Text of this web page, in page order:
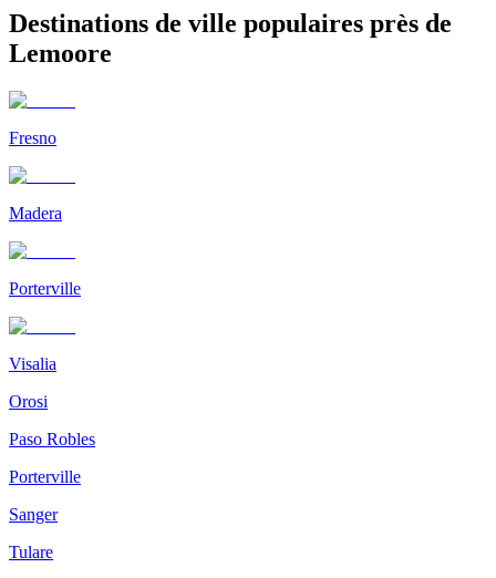
Destinations de ville populaires près de
Lemoore
Fresno
Madera
Porterville
Visalia
Orosi
Paso Robles
Porterville
Sanger
Tulare